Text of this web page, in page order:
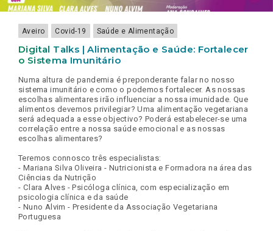
Aveiro Covid-19 Saúde e Alimentação
Digital Talks | Alimentação e Saúde: Fortalecer
o Sistema Imunitário
Numa altura de pandemia é preponderante falar no nosso
sistema imunitário e como o podemos fortalecer. As nossas
escolhas alimentares irão influenciar a nossa imunidade. Que
alimentos devemos privilegiar? Uma alimentação vegetariana
será adequada a esse objectivo? Poderá estabelecer-se uma
correlação entre a nossa saúde emocional e as nossas
escolhas alimentares?
Teremos connosco três especialistas:
- Mariana Silva Oliveira - Nutricionista e Formadora na área das
Ciências da Nutrição
- Clara Alves - Psicóloga clínica, com especialização em
psicologia clínica e da saúde
- Nuno Alvim - Presidente da Associação Vegetariana
Portuguesa